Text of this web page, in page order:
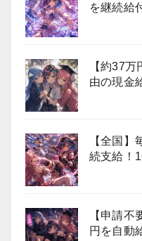
を継続給
【約37
由の現金
【全国
続支給！
【申請
円を自動